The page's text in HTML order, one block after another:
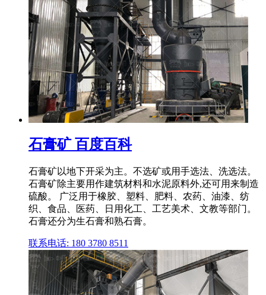
石膏矿 百度百科
石膏矿以地下开采为主。不选矿或用手选法、洗选法。
石膏矿除主要用作建筑材料和水泥原料外,还可用来制造
硫酸。 广泛用于橡胶、塑料、肥料、农药、油漆、纺
织、食品、医药、日用化工、工艺美术、文教等部门。
石膏还分为生石膏和熟石膏。
联系电话: 180 3780 8511